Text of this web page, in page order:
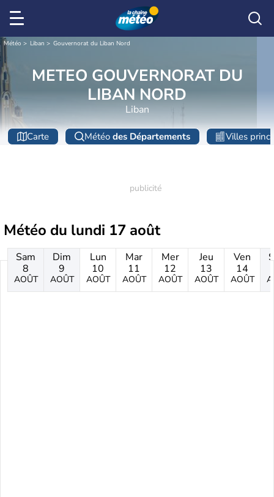
Météo Liban Gouvernorat du Liban Nord
METEO GOUVERNORAT DU
LIBAN NORD
Liban
Carte Météo des Départements Villes
Météo du lundi 17 août
Sam
8
AOÛT
Dim
9
AOÛT
Lun
10
AOÛT
Mar
11
AOÛT
Mer
12
AOÛT
Jeu
13
AOÛT
Ven
14
AOÛT